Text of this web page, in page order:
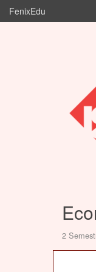
FenixEdu
2